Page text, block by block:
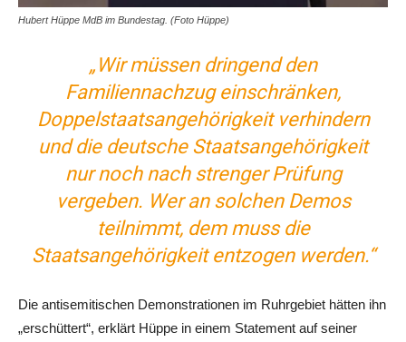
Hubert Hüppe MdB im Bundestag. (Foto Hüppe)
„Wir müssen dringend den
Familiennachzug einschränken,
Doppelstaatsangehörigkeit verhindern
und die deutsche Staatsangehörigkeit
nur noch nach strenger Prüfung
vergeben. Wer an solchen Demos
teilnimmt, dem muss die
Staatsangehörigkeit entzogen werden.“
Die antisemitischen Demonstrationen im Ruhrgebiet hätten ihn
„erschüttert“, erklärt Hüppe in einem Statement auf seiner